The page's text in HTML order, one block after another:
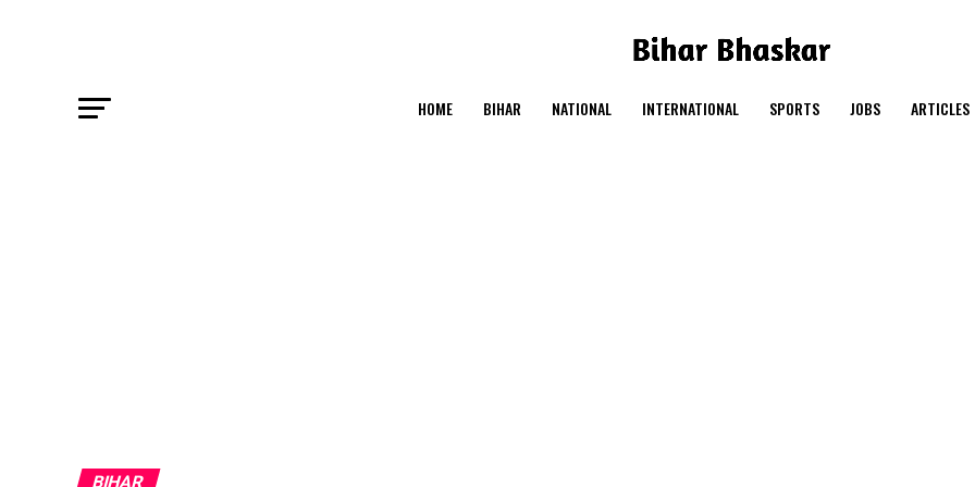
HOME BIHAR NATIONAL INTERNATIONAL SPORTS JOBS ARTICLES
BIHAR